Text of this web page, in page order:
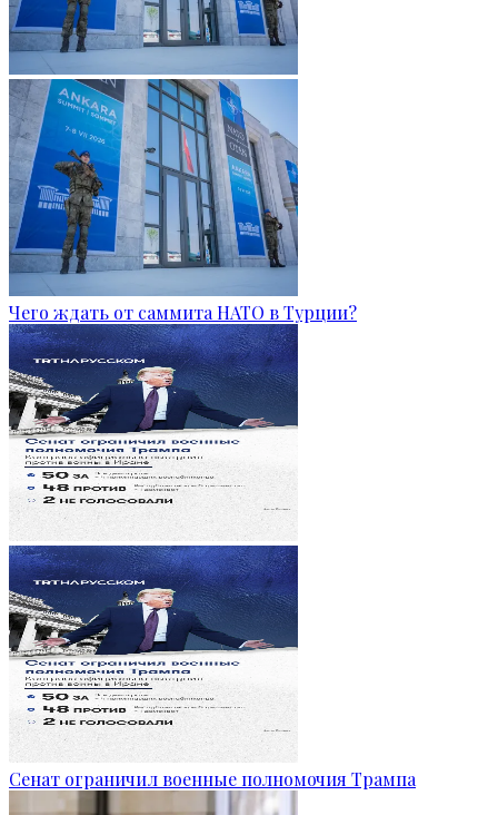
Чего ждать от саммита НАТО в Турции?
Сенат ограничил военные полномочия Трампа